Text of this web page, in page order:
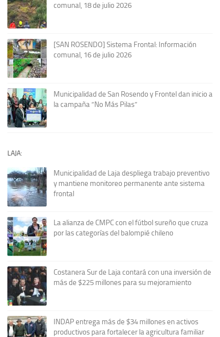
comunal, 18 de julio 2026
[SAN ROSENDO] Sistema Frontal: Información
comunal, 16 de julio 2026
Municipalidad de San Rosendo y Frontel dan inicio a
la campaña “No Más Pilas”
LAJA:
Municipalidad de Laja despliega trabajo preventivo
y mantiene monitoreo permanente ante sistema
frontal
La alianza de CMPC con el fútbol sureño que cruza
por las categorías del balompié chileno
Costanera Sur de Laja contará con una inversión de
más de $225 millones para su mejoramiento
INDAP entrega más de $34 millones en activos
productivos para fortalecer la agricultura familiar